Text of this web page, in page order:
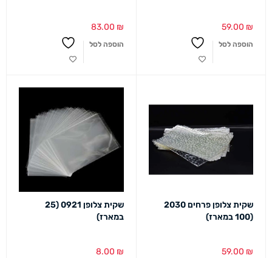
59.00 ₪
הוספה לסל
83.00 ₪
הוספה לסל
שקית צלופן פרחים 2030
(100 במארז)
59.00 ₪
שקית צלופן 0921 (25
במארז)
8.00 ₪